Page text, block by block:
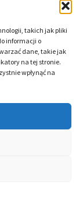
takich jak pliki
informacji o
dane, takie jak
na tej stronie.
wpłynąć na
ADHD osób
– warsztat